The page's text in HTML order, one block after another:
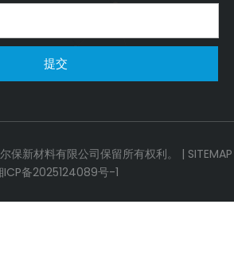
提交
保新材料有限公司保留所有权利。 | SITEMAP
ICP备2025124089号-1